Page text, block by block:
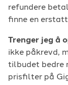
refundere
finne en
Trenger jeg å
ikke påkrevd,
tilbudet bedre
prisfilter på